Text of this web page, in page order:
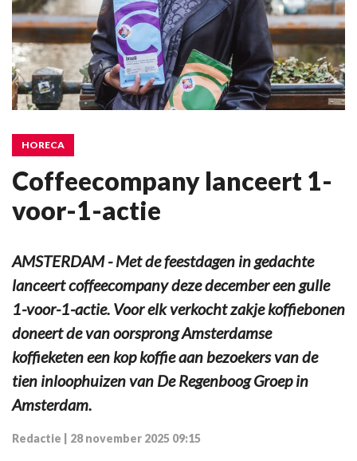
HORECA
Coffeecompany lanceert 1-
voor-1-actie
AMSTERDAM - Met de feestdagen in gedachte
lanceert coffeecompany deze december een gulle
1-voor-1-actie. Voor elk verkocht zakje koffiebonen
doneert de van oorsprong Amsterdamse
koffieketen een kop koffie aan bezoekers van de
tien inloophuizen van De Regenboog Groep in
Amsterdam.
Redactie 28 november 2025 09:15